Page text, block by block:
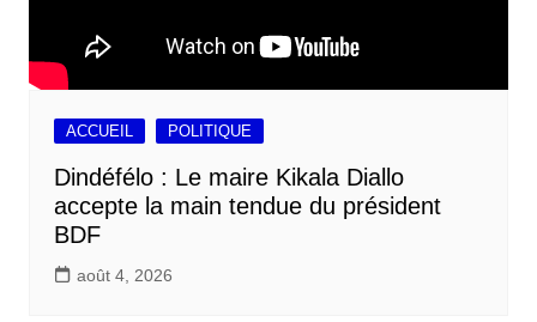
ACCUEIL POLITIQUE
Dindéfélo : Le maire Kikala Diallo
accepte la main tendue du président
BDF
août 4, 2026